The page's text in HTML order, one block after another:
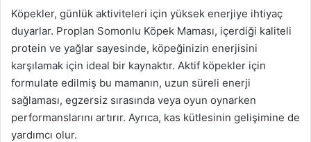
Köpekler, günlük aktiviteleri için yüksek enerjiye ihtiyaç
duyarlar. Proplan Somonlu Köpek Maması, içerdiği kaliteli
protein ve yağlar sayesinde, köpeğinizin enerjisini
karşılamak için ideal bir kaynaktır. Aktif köpekler için
formulate edilmiş bu mamanın, uzun süreli enerji
sağlaması, egzersiz sırasında veya oyun oynarken
performanslarını artırır. Ayrıca, kas kütlesinin gelişimine de
yardımcı olur.